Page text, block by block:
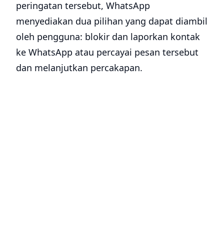
peringatan tersebut, WhatsApp
menyediakan dua pilihan yang dapat diambil
oleh pengguna: blokir dan laporkan kontak
ke WhatsApp atau percayai pesan tersebut
dan melanjutkan percakapan.